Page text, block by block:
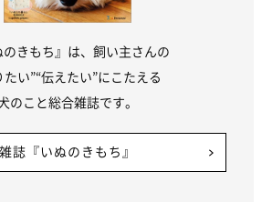
のきもち』は、飼い主さんの
たい”“伝えたい”にこたえる
のこと総合雑誌です。
雑誌『いぬのきもち』